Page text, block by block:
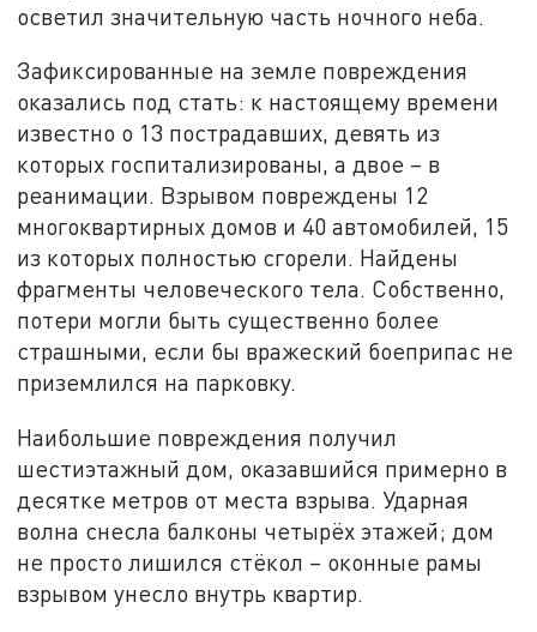
осветил значительную часть ночного неба.
Зафиксированные на земле повреждения
оказались под стать: к настоящему времени
известно о 13 пострадавших, девять из
которых госпитализированы, а двое – в
реанимации. Взрывом повреждены 12
многоквартирных домов и 40 автомобилей, 15
из которых полностью сгорели. Найдены
фрагменты человеческого тела. Собственно,
потери могли быть существенно более
страшными, если бы вражеский боеприпас не
приземлился на парковку.
Наибольшие повреждения получил
шестиэтажный дом, оказавшийся примерно в
десятке метров от места взрыва. Ударная
волна снесла балконы четырёх этажей; дом
не просто лишился стёкол – оконные рамы
взрывом унесло внутрь квартир.